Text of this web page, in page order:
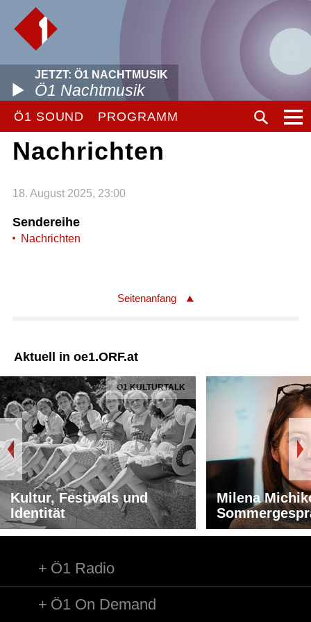
JETZT: Ö1 NACHTMUSIK
Ö1 Nachtmusik
Ö1 SOUND PROGRAMM
Nachrichten
18. August 2025, 23:00
Sendereihe
Nachrichten
Seitenanfang
Aktuell in oe1.ORF.at
Ö1 KULTURTALK
Kultur, Festivals und
Identität
Milena
Ö1 Radio
Ö1 On Demand